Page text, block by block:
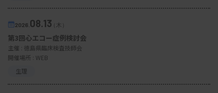
2026. 08.13（木）
第3回心エコー症例検討会
主催 : 徳島県臨床検査技師会
開催場所 : WEB
生理